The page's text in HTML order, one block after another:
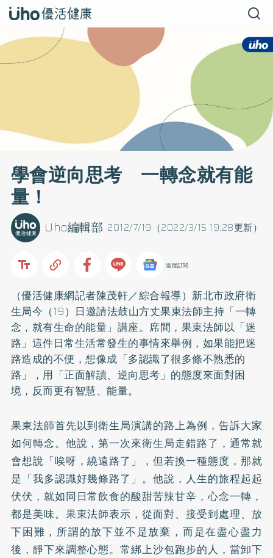
學會逆向思考 一轉念就有能
量！
2012/7/19（2022/3/15 19:28更新）
Uho編輯部
追蹤訂閱
（優活健康網記者陳茂軒／綜合報導）新北市政府衛
生局今（19）日邀請法鼓山方丈果東法師主持「一轉
念，就有生命的能量」講座。席間，果東法師以「迷
路」這件日常生活常發生的事情來舉例，如果能把迷
路造成的不便，想像成「多認識了很多條不熟悉的
路」，用「正面解讀、逆向思考」的態度來面對困
境，反而更有智慧、能量。
果東法師首先以到衛生局演講的路上為例，告訴大家
如何轉念。他說，第一次來衛生局走錯路了，通常就
會想說「唉呀，繞遠路了」，但若換一種態度，那就
是「我多認識好幾條路了」。他說，人生的旅程起起
伏伏，就如同日常飲食的酸甜苦辣甘辛，心念一轉，
都是美味。果東法師表示，從面對、接受到處理、放
下困難，所謂的放下並不是放棄，而是在盡心盡力
後，靜下來調整心態。常綁上沙包跑步的人，當卸下